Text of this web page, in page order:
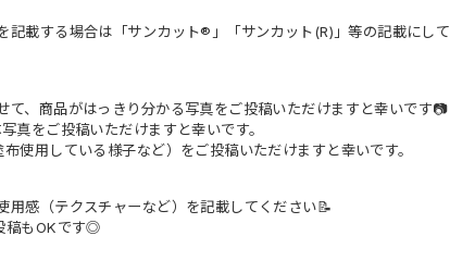
記載する場合は「サンカット®」「サンカット(R)」等の記載にし
て、商品がはっきり分かる写真をご投稿いただけますと幸いです📷
真をご投稿いただけますと幸いです。
布使用している様子など）をご投稿いただけますと幸いです。
用感（テクスチャーなど）を記載してください📝
稿もOKです◎